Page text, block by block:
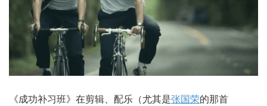
《成功补习班》在剪辑、配乐（尤其是张国荣的那首